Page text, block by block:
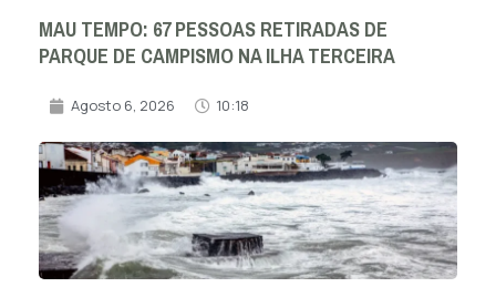
MAU TEMPO: 67 PESSOAS RETIRADAS DE
PARQUE DE CAMPISMO NA ILHA TERCEIRA
Agosto 6, 2026 10:18